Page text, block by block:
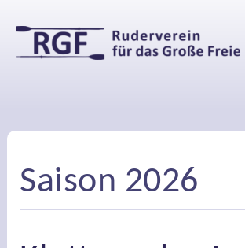
Saison 2026